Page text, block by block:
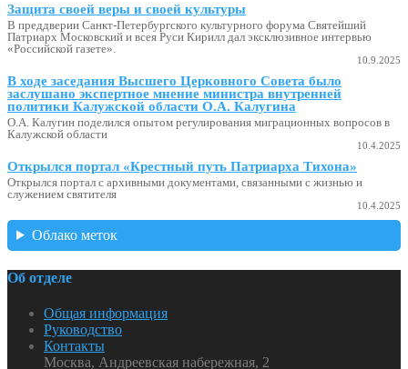
Защита своей веры и своей культуры
В преддверии Санкт-Петербургского культурного форума Святейший
Патриарх Московский и всея Руси Кирилл дал эксклюзивное интервью
«Российской газете».
10.9.2025
В ходе заседания Высшего Церковного Совета было
заслушано экспертное мнение министра внутренней
политики Калужской области О.А. Калугина
О.А. Калугин поделился опытом регулирования миграционных вопросов в
Калужской области
10.4.2025
Открылся портал «Крестный путь Патриарха Тихона»
Открылся портал с архивными документами, связанными с жизнью и
служением святителя
10.4.2025
Облако меток
Об отделе
Общая информация
Руководство
Контакты
Москва, Андреевская набережная, 2